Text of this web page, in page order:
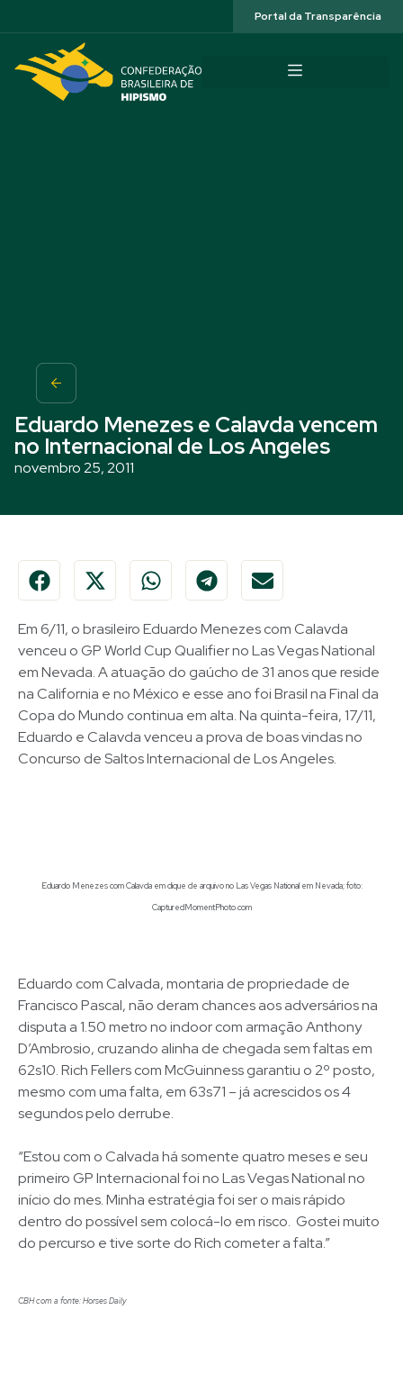
Portal da Transparência
Eduardo Menezes e Calavda vencem
no Internacional de Los Angeles
novembro 25, 2011
Em 6/11, o brasileiro Eduardo Menezes com Calavda
venceu o GP World Cup Qualifier no Las Vegas National
em Nevada. A atuação do gaúcho de 31 anos que reside
na California e no México e esse ano foi Brasil na Final da
Copa do Mundo continua em alta. Na quinta-feira, 17/11,
Eduardo e Calavda venceu a prova de boas vindas no
Concurso de Saltos Internacional de Los Angeles.
Eduardo Menezes com Calavda em clique de arquivo no Las Vegas National em Nevada; foto:
CapturedMomentPhoto.com
Eduardo com Calvada, montaria de propriedade de
Francisco Pascal, não deram chances aos adversários na
disputa a 1.50 metro no indoor com armação Anthony
D’Ambrosio, cruzando alinha de chegada sem faltas em
62s10. Rich Fellers com McGuinness garantiu o 2º posto,
mesmo com uma falta, em 63s71 – já acrescidos os 4
segundos pelo derrube.
“Estou com o Calvada há somente quatro meses e seu
primeiro GP Internacional foi no Las Vegas National no
início do mes. Minha estratégia foi ser o mais rápido
dentro do possível sem colocá-lo em risco. Gostei muito
do percurso e tive sorte do Rich cometer a falta.”
CBH com a fonte: Horses Daily